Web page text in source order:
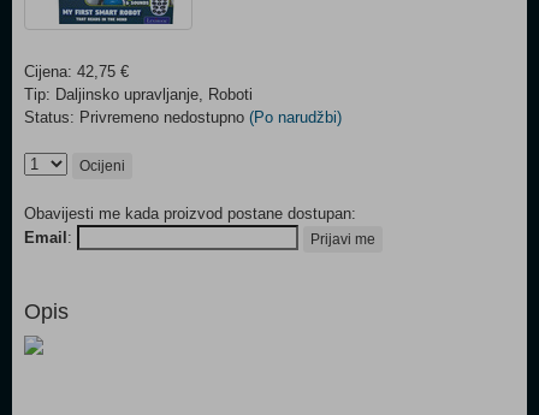
Cijena: 42,75 €
Tip: Daljinsko upravljanje, Roboti
Status: Privremeno nedostupno (Po narudžbi)
Ocijeni
Obavijesti me kada proizvod postane dostupan:
Email : Prijavi me
Opis